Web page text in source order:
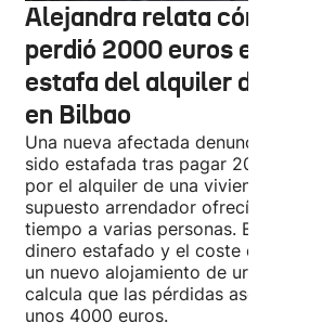
Alejandra relata cómo
perdió 2000 euros en la
estafa del alquiler de un
en Bilbao
Una nueva afectada denuncia haber
sido estafada tras pagar 2000 euros
por el alquiler de una vivienda que el
supuesto arrendador ofrecía al
tiempo a varias personas. Entre el
dinero estafado y el coste de
un nuevo alojamiento de urgencia,
calcula que las pérdidas ascienden a
unos 4000 euros.